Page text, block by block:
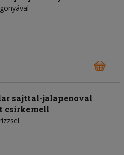
sajttal-jalapenoval
csirkemell